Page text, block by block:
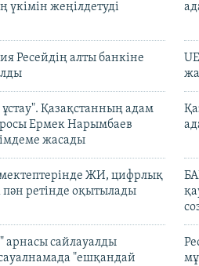
үкімін жеңілдетуді
Ресейдің алты банкіне
Қазақстанның адам
Ермек Нарымбаев
жасады
ЖИ, цифрлық
пән ретінде оқытылады
арнасы сайлауалды
"ешқандай